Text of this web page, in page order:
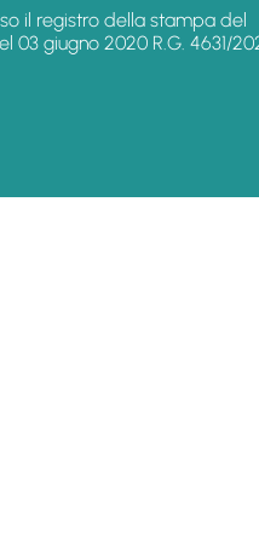
il registro della stampa del
03 giugno 2020 R.G. 4631/